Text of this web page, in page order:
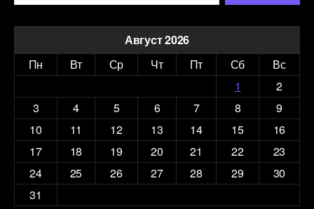
Август 2026
Пн
Вт Ср Чт Пт Сб
Вс
1
2
3
4 5 6 7 8
9
10
11 12 13 14 15
16
17
18 19 20 21 22
23
24
25 26 27 28 29
30
31